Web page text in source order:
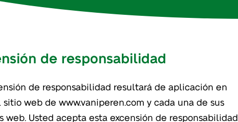
de responsabilidad
de responsabilidad resultará de aplicación en
web de www.vaniperen.com y cada una de sus
web. Usted acepta esta excensión de responsabilidad